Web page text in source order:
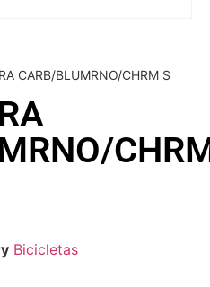
CARB/BLUMRNO/CHRM S
Bicicletas